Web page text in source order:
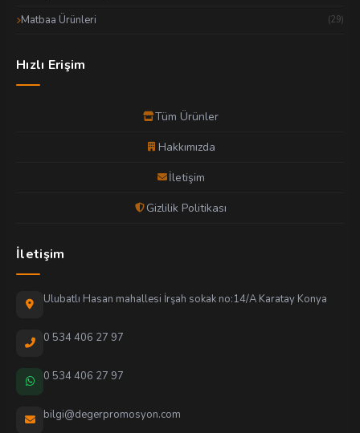
Matbaa Ürünleri (29)
Hızlı Erişim
Tüm Ürünler
Hakkımızda
İletişim
Gizlilik Politikası
İletişim
Ulubatlı Hasan mahallesi İrşah sokak no:14/A Karatay Konya
0 534 406 27 97
0 534 406 27 97
bilgi@degerpromosyon.com